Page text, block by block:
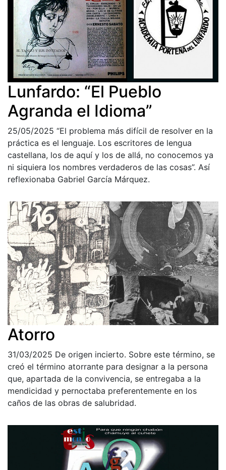
Lunfardo: “El Pueblo
Agranda el Idioma”
25/05/2025 “El problema más difícil de resolver en la
práctica es el lenguaje. Los escritores de lengua
castellana, los de aquí y los de allá, no conocemos ya
ni siquiera los nombres verdaderos de las cosas”. Así
reflexionaba Gabriel García Márquez.
Atorro
31/03/2025 De origen incierto. Sobre este término, se
creó el término atorrante para designar a la persona
que, apartada de la convivencia, se entregaba a la
mendicidad y pernoctaba preferentemente en los
caños de las obras de salubridad.